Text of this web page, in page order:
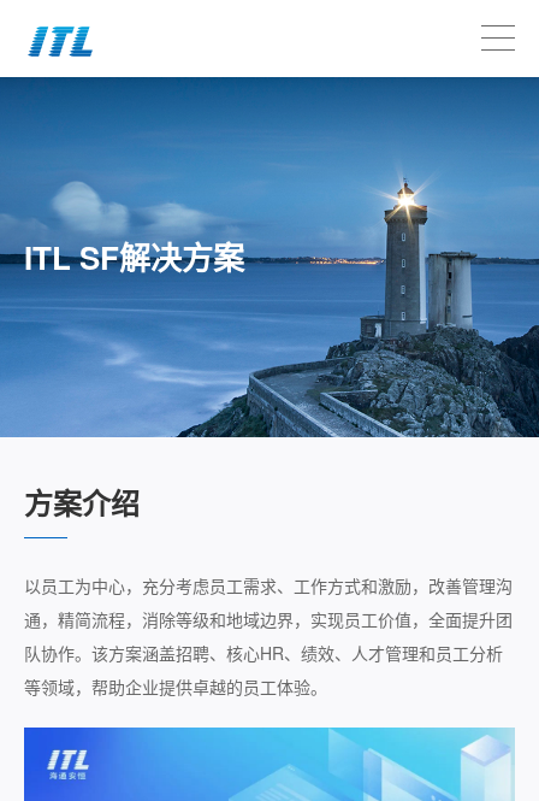
ITL SF解决方案
方案介绍
以员工为中心，充分考虑员工需求、工作方式和激励，改善管理沟
通，精简流程，消除等级和地域边界，实现员工价值，全面提升团
队协作。该方案涵盖招聘、核心HR、绩效、人才管理和员工分析
等领域，帮助企业提供卓越的员工体验。